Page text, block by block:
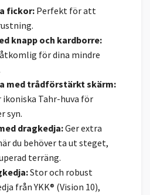
fickor:Perfekt för att
knapp och kardborre:
för dina mindre
med trådförstärkt skärm:
ikoniska Tahr-huva för
syn.
dragkedja:Ger extra
du behöver ta ut steget,
terräng.
Stor och robust
från YKK® (Vision 10),